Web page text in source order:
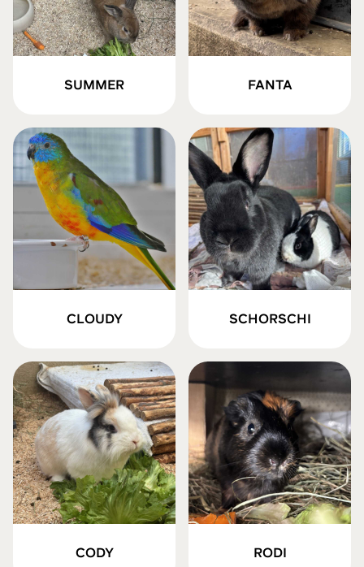
SUMMER FANTA
CLOUDY SCHORSCHI
CODY RODI